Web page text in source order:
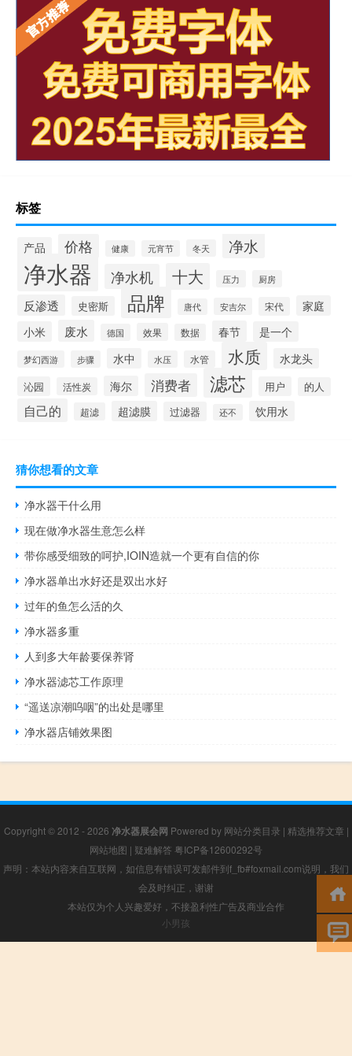
标签
产品 价格 健康 元宵节 冬天 净水
净水器 净水机 十大 压力 厨房
反渗透 史密斯 品牌 唐代 安吉尔 宋代
家庭
小米
废水 德国 效果 数据 春节 是一个
梦幻西游 步骤 水中 水压 水管 水质 水龙头
沁园 活性炭 海尔 消费者 滤芯 用户 的人
自己的 超滤 超滤膜 过滤器 还不 饮用水
猜你想看的文章
净水器干什么用
现在做净水器生意怎么样
带你感受细致的呵护,IOIN造就一个更有自信的你
净水器单出水好还是双出水好
过年的鱼怎么活的久
净水器多重
人到多大年龄要保养肾
净水器滤芯工作原理
“遥送凉潮呜咽”的出处是哪里
净水器店铺效果图
Copyright © 2012 - 2026 净水器展会网 Powered by 网站分类目录 | 精选推荐文章 |
网站地图 | 疑难解答 粤ICP备12600292号
声明：本站内容来自互联网，如信息有错误可发邮件到f_fb#foxmail.com说明，我们
会及时纠正，谢谢
本站仅为个人兴趣爱好，不接盈利性广告及商业合作
小男孩